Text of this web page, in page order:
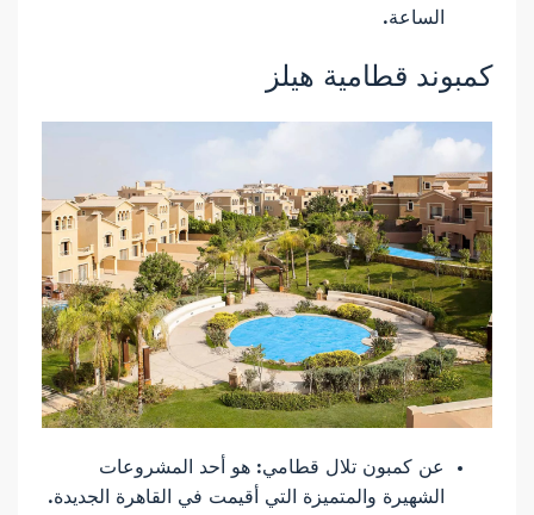
الساعة.
كمبوند قطامية هيلز
عن كمبون تلال قطامي: هو أحد المشروعات
الشهيرة والمتميزة التي أقيمت في القاهرة الجديدة.